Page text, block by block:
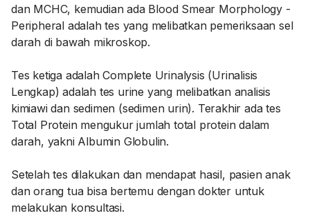
dan MCHC, kemudian ada Blood Smear Morphology -
Peripheral adalah tes yang melibatkan pemeriksaan sel
darah di bawah mikroskop.
Tes ketiga adalah Complete Urinalysis (Urinalisis
Lengkap) adalah tes urine yang melibatkan analisis
kimiawi dan sedimen (sedimen urin). Terakhir ada tes
Total Protein mengukur jumlah total protein dalam
darah, yakni Albumin Globulin.
Setelah tes dilakukan dan mendapat hasil, pasien anak
dan orang tua bisa bertemu dengan dokter untuk
melakukan konsultasi.